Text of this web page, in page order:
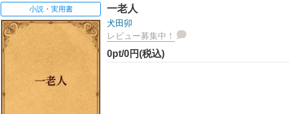
小説・実用書 一老人
犬田卯
レビュー募集中！
0pt/0円(税込)